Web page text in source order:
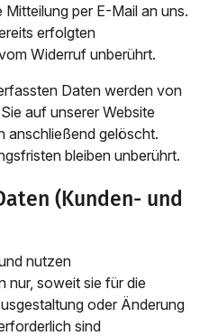
per E-Mail an uns.
erfolgten
Widerruf unberührt.
Daten werden von
auf unserer Website
anschließend gelöscht.
bleiben unberührt.
(Kunden- und
nutzen
nur, soweit sie für die
oder Änderung
sind